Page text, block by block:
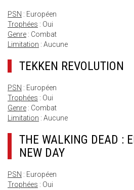
PSN : Européen
Trophées : Oui
Genre : Combat
Limitation : Aucune
TEKKEN REVOLUTION
PSN : Européen
Trophées : Oui
Genre : Combat
Limitation : Aucune
THE WALKING DEAD :
NEW DAY
PSN : Européen
Trophées : Oui